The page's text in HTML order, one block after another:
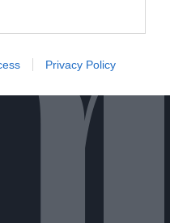
Privacy Policy